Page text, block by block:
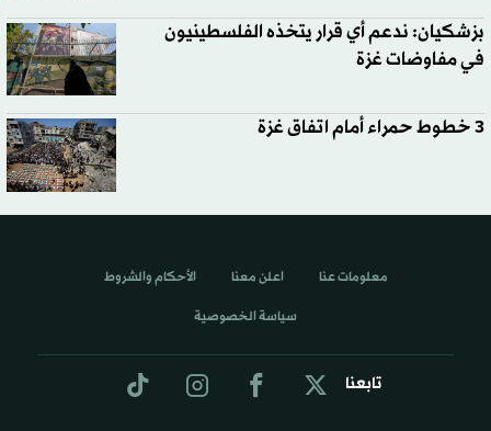
بزشكيان: ندعم أي قرار يتخذه الفلسطينيون
في مفاوضات غزة
3 خطوط حمراء أمام اتفاق غزة
تابعنا
معلومات عنا اعلن معنا الأحكام والشروط
سياسة الخصوصية